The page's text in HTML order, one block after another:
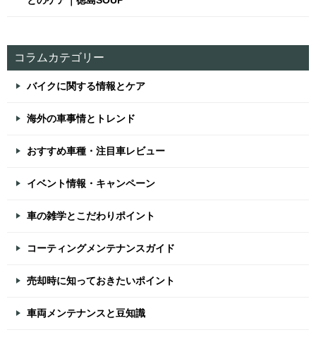
コラムカテゴリー
バイクに関する情報とケア
海外の車事情とトレンド
おすすめ車種・注目車レビュー
イベント情報・キャンペーン
車の雑学とこだわりポイント
コーティングメンテナンスガイド
売却時に知っておきたいポイント
車両メンテナンスと豆知識